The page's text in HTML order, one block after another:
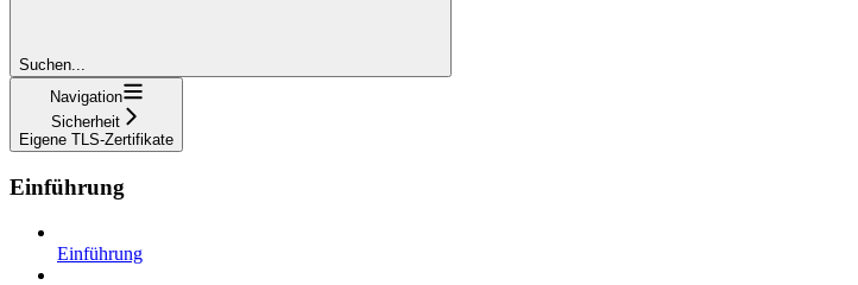
Suchen...
Navigation
Sicherheit
Eigene TLS-Zertifikate
Einführung
Einführung